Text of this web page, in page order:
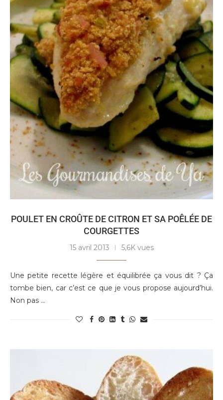
POULET EN CROÛTE DE CITRON ET SA POÊLÉE DE
COURGETTES
15 avril 2013 5,6K vues
Une petite recette légère et équilibrée ça vous dit ? Ça
tombe bien, car c’est ce que je vous propose aujourd’hui.
Non pas …